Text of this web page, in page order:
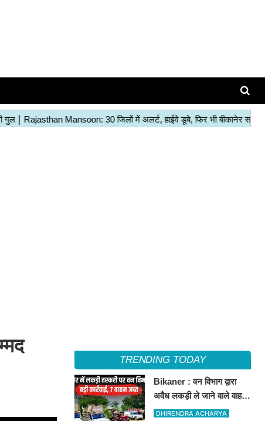
TRENDING TODAY
Bikaner : वन विभाग द्वारा
अवैध लकड़ी ले जाने वाले वाहनों
पर बड़ी कार्रवाई, पिकअप,
DHIRENDRA ACHARYA